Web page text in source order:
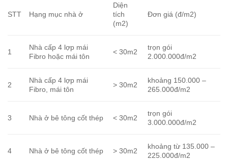
STT Hạng mục nhà ở
Diện
tích
(m2)
Đơn giá (đ/m2)
1
Nhà cấp 4 lợp mái
Fibro hoặc mái tôn
< 30m2
trọn gói
2.000.000đ/m2
2
Nhà cấp 4 lợp mái
Fibro, mái tôn
> 30m2
khoảng 150.000 –
265.000đ/m2
3 Nhà ở bê tông cốt thép < 30m2
trọn gói
3.000.000đ/m2
4 Nhà ở bê tông cốt thép > 30m2
khoảng từ 135.000 –
225.000đ/m2